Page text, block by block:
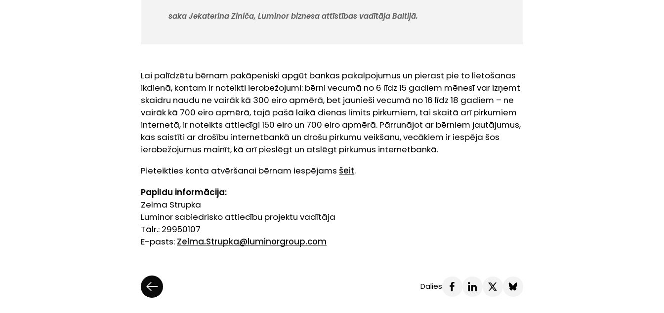
saka Jekaterina Ziniča, Luminor biznesa attīstības vadītāja Baltijā.
Lai palīdzētu bērnam pakāpeniski apgūt bankas pakalpojumus un pierast pie to lietošanas
ikdienā, kontam ir noteikti ierobežojumi: bērni vecumā no 6 līdz 15 gadiem mēnesī var izņemt
skaidru naudu ne vairāk kā 300 eiro apmērā, bet jaunieši vecumā no 16 līdz 18 gadiem – ne
vairāk kā 700 eiro apmērā, tajā pašā laikā dienas limits pirkumiem, tai skaitā arī pirkumiem
internetā, ir noteikts attiecīgi 150 eiro un 700 eiro apmērā. Pārrunājot ar bērniem jautājumus,
kas saistīti ar drošību internetbankā un drošu pirkumu veikšanu, vecākiem ir iespēja šos
ierobežojumus mainīt, kā arī pieslēgt un atslēgt pirkumus internetbankā.
Pieteikties konta atvēršanai bērnam iespējams šeit.
Papildu informācija:
Zelma Strupka
Luminor sabiedrisko attiecību projektu vadītāja
Tālr.: 29950107
E-pasts: Zelma.Strupka@luminorgroup.com
Dalies